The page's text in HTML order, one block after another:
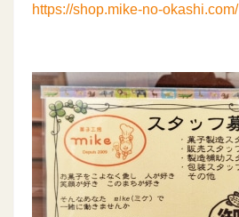
https://shop.mike-no-okashi.com/